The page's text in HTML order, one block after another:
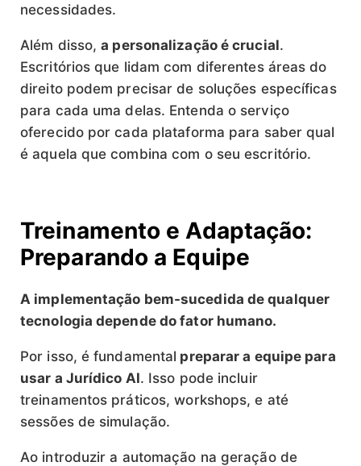
necessidades.
Além disso,a personalização é crucial.
Escritórios que lidam com diferentes áreas do
direito podem precisar de soluções específicas
para cada uma delas. Entenda o serviço
oferecido por cada plataforma para saber qual
é aquela que combina com o seu escritório.
Treinamento e Adaptação:
Preparando a Equipe
A implementação bem-sucedida de qualquer
tecnologia depende do fator humano.
Por isso, é fundamental preparar a equipe para
usar a Jurídico AI. Isso pode incluir
treinamentos práticos, workshops, e até
sessões de simulação.
Ao introduzir a automação na geração de